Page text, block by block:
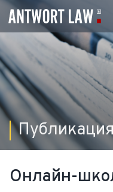
Онлайн-